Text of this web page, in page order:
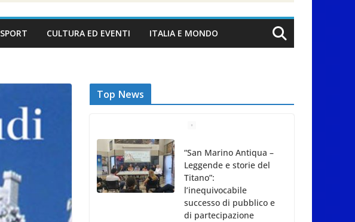
SPORT CULTURA ED EVENTI ITALIA E MONDO
Top News
“San Marino Antiqua –
Leggende e storie del
Titano”:
l’inequivocabile
successo di pubblico e
di partecipazione